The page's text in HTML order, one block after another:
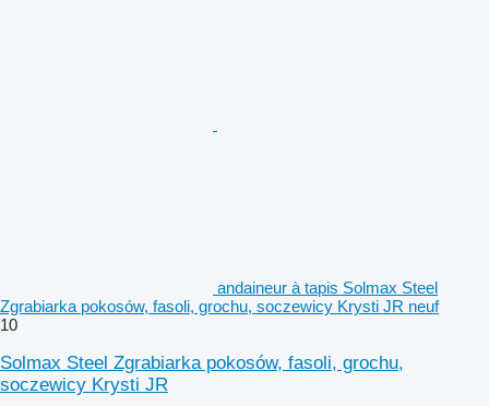
andaineur à tapis Solmax Steel
Zgrabiarka pokosów, fasoli, grochu, soczewicy Krysti JR neuf
10
Solmax Steel Zgrabiarka pokosów, fasoli, grochu,
soczewicy Krysti JR